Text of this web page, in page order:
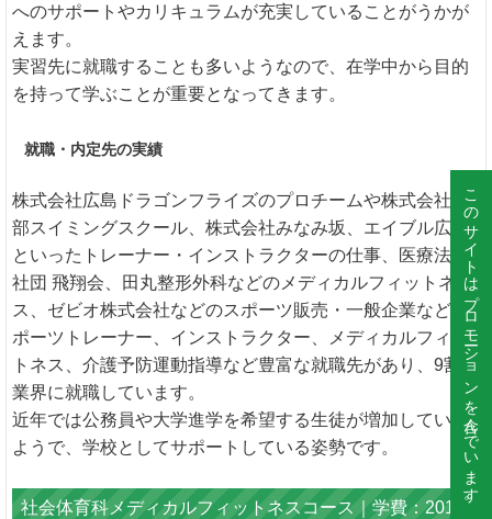
へのサポートやカリキュラムが充実していることがうかが
えます。
実習先に就職することも多いようなので、在学中から目的
を持って学ぶことが重要となってきます。
就職・内定先の実績
株式会社広島ドラゴンフライズのプロチームや株式会社宇
部スイミングスクール、株式会社みなみ坂、エイブル広島
といったトレーナー・インストラクターの仕事、医療法人
社団 飛翔会、田丸整形外科などのメディカルフィットネ
ス、ゼビオ株式会社などのスポーツ販売・一般企業などス
ポーツトレーナー、インストラクター、メディカルフィッ
トネス、介護予防運動指導など豊富な就職先があり、9割が
業界に就職しています。
近年では公務員や大学進学を希望する生徒が増加している
ようで、学校としてサポートしている姿勢です。
社会体育科メディカルフィットネスコース｜学費：201
このサイトはプロモーションを含んでいます。